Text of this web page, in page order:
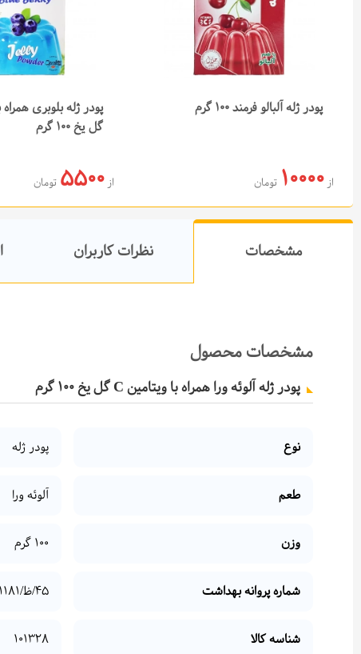
از10000 تومان
افزودن به سبد خرید
پودر ژله آلبالو فرمند 100 گرم
ارسال در تلگرام
از5500 تومان
گل یخ 100 گرم
مشخصات نظرات کاربران
مشخصات محصول
پودر ژله آلوئه ورا همراه با ویتامین C گل یخ 100 گرم
نوع پودر ژله
طعم آلوئه ورا
وزن 100 گرم
شماره پروانه بهداشت 45/ظ/1181
شناسه کالا 101328